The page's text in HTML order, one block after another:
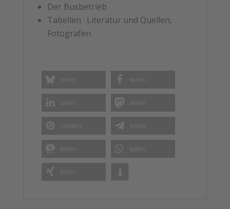
Der Busbetrieb
Tabellen · Literatur und Quellen,
Fotografen
teilen teilen
teilen teilen
teilen
teilen teilen
teilen